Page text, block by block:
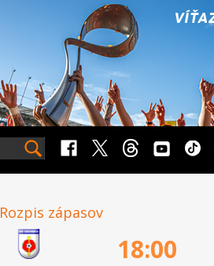
Rozpis zápasov
18:00